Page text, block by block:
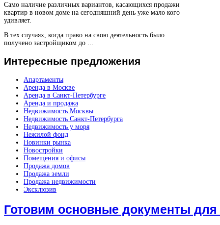
Само наличие различных вариантов, касающихся продажи
квартир в новом доме на сегодняшний день уже мало кого
удивляет.
В тех случаях, когда право на свою деятельность было
получено застройщиком до ...
Интересные предложения
Апартаменты
Аренда в Москве
Аренда в Санкт-Петербурге
Аренда и продажа
Недвижимость Москвы
Недвижимость Санкт-Петербурга
Недвижимость у моря
Нежилой фонд
Новинки рынка
Новостройки
Помещения и офисы
Продажа домов
Продажа земли
Продажа недвижимости
Эксклюзив
Готовим основные документы